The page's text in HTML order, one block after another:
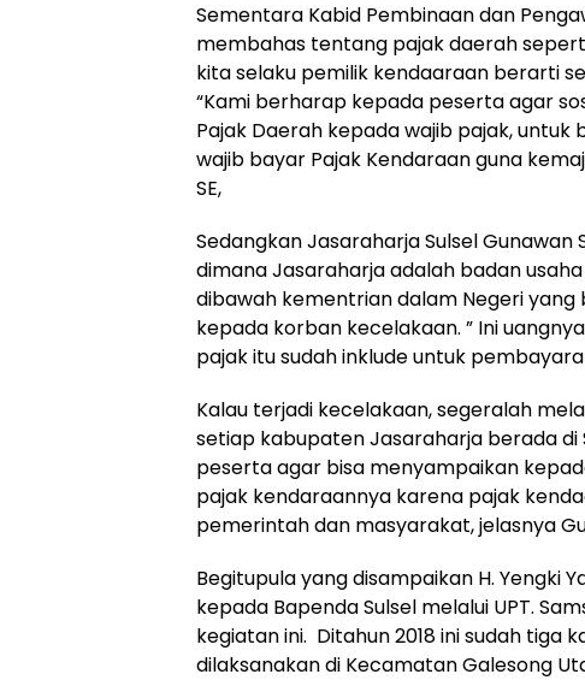
Sementara Kabid Pembinaan dan
membahas tentang pajak daerah
kita selaku pemilik kendaaraan berarti
“Kami berharap kepada peserta agar
Pajak Daerah kepada wajib pajak,
wajib bayar Pajak Kendaraan guna
SE,
Sedangkan Jasaraharja Sulsel
dimana Jasaraharja adalah badan
dibawah kementrian dalam Negeri
kepada korban kecelakaan. ” Ini
pajak itu sudah inklude untuk
Kalau terjadi kecelakaan, segeralah
setiap kabupaten Jasaraharja berada
peserta agar bisa menyampaikan
pajak kendaraannya karena pajak
pemerintah dan masyarakat, jelasnya
Begitupula yang disampaikan H. Yengki
kepada Bapenda Sulsel melalui UPT.
kegiatan ini. Ditahun 2018 ini sudah tiga
dilaksanakan di Kecamatan Galesong